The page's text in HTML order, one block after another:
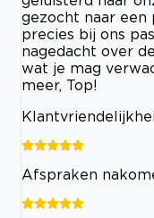
gezocht naar een
precies bij ons
nagedacht over
wat je mag
meer, Top!
Afspraken